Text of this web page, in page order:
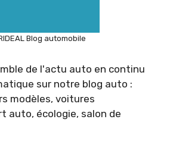
Blog automobile
de l'actu auto en continu
sur notre blog auto :
modèles, voitures
auto, écologie, salon de